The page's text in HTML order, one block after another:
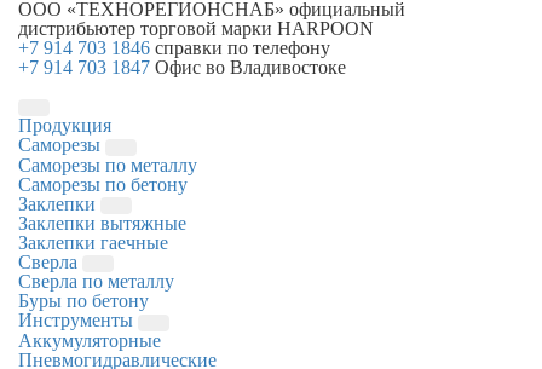
ООО «ТЕХНОРЕГИОНСНАБ» официальный
дистрибьютер торговой марки HARPOON
+7 914 703 1846 справки по телефону
+7 914 703 1847 Офис во Владивостоке
Продукция
Саморезы
Саморезы по металлу
Саморезы по бетону
Заклепки
Заклепки вытяжные
Заклепки гаечные
Сверла
Сверла по металлу
Буры по бетону
Инструменты
Аккумуляторные
Пневмогидравлические